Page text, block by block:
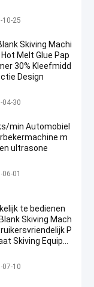
deksel die machine
10-25
Skiving Machi
Melt Glue Pap
30% Kleefmidd
Design
schijferen
04-30
min Automobiel
m
ultrasone
kom die machine m
01
te bedienen
Skiving Mach
P
Skiving Equipm
schijferen
07-10